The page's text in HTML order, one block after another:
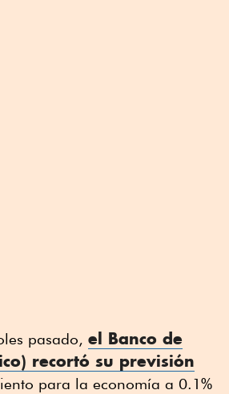
pasado, el Banco de
recortó su previsión
para la economía a 0.1%